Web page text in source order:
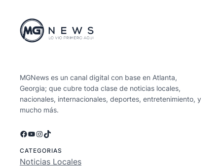
MGNews es un canal digital con base en Atlanta,
Georgia; que cubre toda clase de noticias locales,
nacionales, internacionales, deportes, entretenimiento, y
mucho más.
Facebook
YouTube
Instagram
TikTok
CATEGORIAS
Noticias Locales